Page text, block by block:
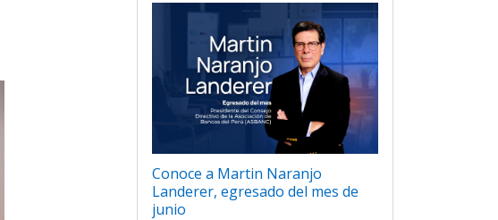
Conoce a Martin Naranjo
Landerer, egresado del mes de
junio